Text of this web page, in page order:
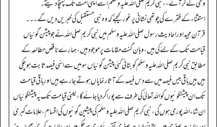
وحی لے کر آتے،، نبی کریم صلی اللہ علیہ وسلم اسے اپنی امت تک پہنچا دیتے۔
استثناء کے فقرے کی چوتھی نشانی پر غور کیجئے کہ وہ نبی مستقبل کی خبریں دیں گے۔۔۔
قرآن مجید اور احادیث رسول صلی اللہ علیہ وسلم میں نبی کریم صلی اللہ نے جو پیشن گوئیاں
قیامت تک کے لئے کی ہیں، وہان گنت مقامات پر موجود ہیں، ہمارے ناقص مطالعہ کے
مطابق نبی کریم صلی اللہ علیہ وسلم کو بتائی گئی پیشن گوئیاں سو میں سے اسّی فیصد ثابت ہو چکی
ہیں ہیں باقی بیس فیصد میں سے دس فیصد کے آثار نمایاں ہوتے جا رہے ہیں اور باقی قیامت
تک ان پیشنگوئیوں کو اللہ تعالیٰ کی طرف سے پورا کر دیا جائے گا، یعنی قیامت تک یہ پیشنگوئیاں
ان شاء اللہ پوری ہوں گی، نبی کریم صلی اللہ علیہ وسلم کی پیشین گوئیوں کی اقسام، علامات کبریٰ